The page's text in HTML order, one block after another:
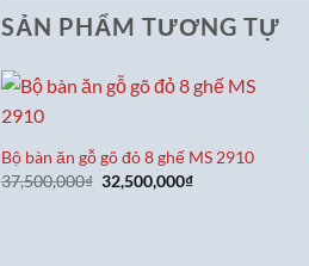
SẢN PHẨM TƯƠNG TỰ
Bộ bàn ăn gỗ gõ đỏ 8 ghế MS 2910
37,500,000₫ Giá
gốc
32,500,000₫Giá